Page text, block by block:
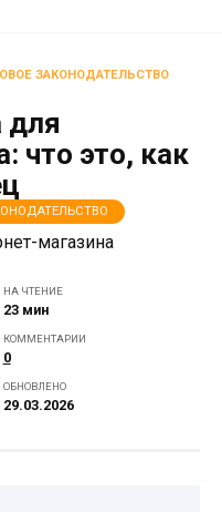
ЗАКОНОДАТЕЛЬСТВО
для
что это, как
НА ЧТЕНИЕ
23 мин
КОММЕНТАРИИ
0
ОБНОВЛЕНО
29.03.2026